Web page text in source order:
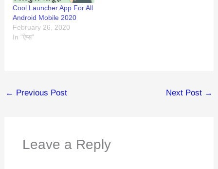
Cool Launcher App For All
Android Mobile 2020
February 26, 2020
In "ऐप्स"
← Previous Post Next Post →
Leave a Reply